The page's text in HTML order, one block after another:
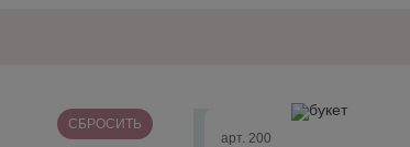
СБРОСИТЬ
арт. 200